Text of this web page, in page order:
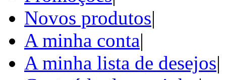
Novos produtos|
A minha conta|
A minha lista de desejos|